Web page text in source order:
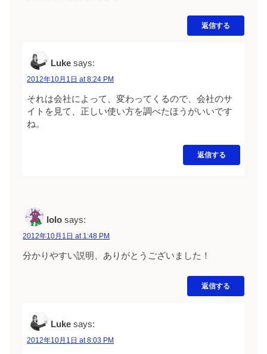
返信する
Luke says:
2012年10月1日 at 8:24 PM
それは会社によって、変わってくるので、会社のサ
イトを見て、正しい使い方を調べたほうがいいです
ね。
返信する
lolo says:
2012年10月1日 at 1:48 PM
分かりやすい説明、ありがとうございました！
返信する
Luke says:
2012年10月1日 at 8:03 PM